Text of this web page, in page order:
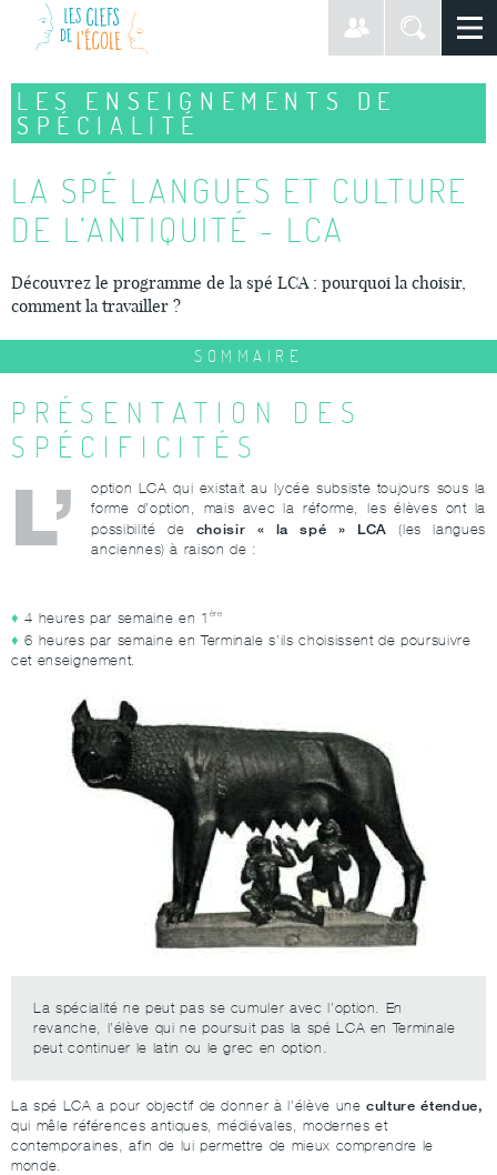
LES ENSEIGNEMENTS DE
SPÉCIALITÉ
LA SPÉ LANGUES ET CULTURE
DE L’ANTIQUITÉ - LCA
Découvrez le programme de la spé LCA : pourquoi la choisir,
comment la travailler ?
SOMMAIRE
PRÉSENTATION DES
SPÉCIFICITÉS
L’
option LCA qui existait au lycée subsiste toujours sous la
forme d’option, mais avec la réforme, les élèves ont la
possibilité de choisir « la spé » LCA (les langues
anciennes) à raison de :
4 heures par semaine en 1 ère
6 heures par semaine en Terminale s’ils choisissent de poursuivre
cet enseignement.
La spécialité ne peut pas se cumuler avec l’option. En
revanche, l’élève qui ne poursuit pas la spé LCA en Terminale
peut continuer le latin ou le grec en option.
La spé LCA a pour objectif de donner à l’élève uneculture étendue,
qui mêle références antiques, médiévales, modernes et
contemporaines, afin de lui permettre de mieux comprendre le
monde.